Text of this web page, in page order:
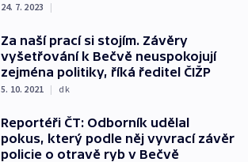
24. 7. 2023 |
Za naší prací si stojím. Závěry
vyšetřování k Bečvě neuspokojují
zejména politiky, říká ředitel ČIŽP
5. 10. 2021 | dk
Reportéři ČT: Odborník udělal
pokus, který podle něj vyvrací závěr
policie o otravě ryb v Bečvě